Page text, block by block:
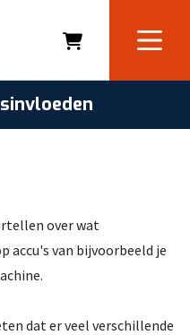
over wat
accu's van bijvoorbeeld je
dat er veel verschillende